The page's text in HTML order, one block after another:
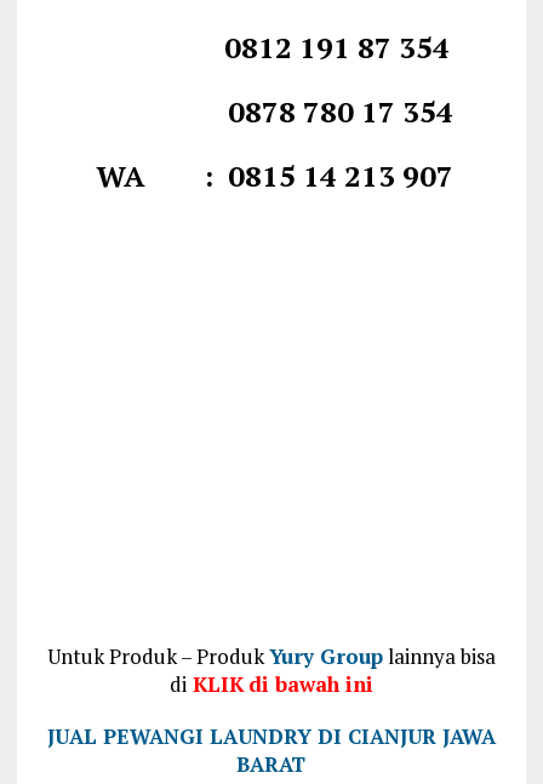
0812 191 87 354
0878 780 17 354
WA : 0815 14 213 907
Untuk Produk – ProdukYury Grouplainnya bisa
diKLIK di bawah ini
JUAL PEWANGI LAUNDRY DI CIANJUR JAWA
BARAT